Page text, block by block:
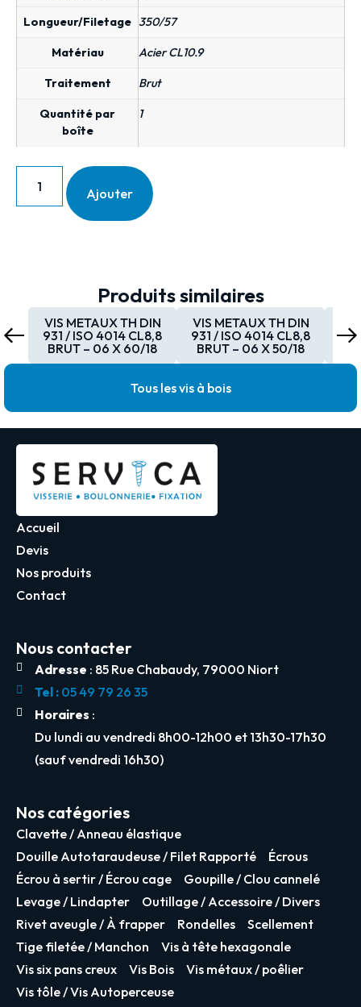
Longueur/Filetage 350/57
Matériau Acier CL10.9
Traitement Brut
Quantité par
boîte
1
Ajouter
Produits similaires
VIS METAUX TH DIN
931 / ISO 4014 CL8,8
BRUT – 06 X 60/18
VIS METAUX TH DIN
931 / ISO 4014 CL8,8
BRUT – 06 X 50/18
Tous les vis à bois
Accueil
Devis
Nos produits
Contact
Nous contacter
Adresse : 85 Rue Chabaudy, 79000 Niort
Tel :05 49 79 26 35
Horaires :
Du lundi au vendredi 8h00-12h00 et 13h30-17h30
(sauf vendredi 16h30)
Nos catégories
Clavette / Anneau élastique
Douille Autotaraudeuse / Filet Rapporté
Écrous
Écrou à sertir / Écrou cage
Goupille / Clou cannelé
Levage / Lindapter
Outillage / Accessoire / Divers
Rivet aveugle / À frapper
Rondelles
Scellement
Tige filetée / Manchon
Vis à tête hexagonale
Vis six pans creux
Vis Bois
Vis métaux / poêlier
Vis tôle / Vis Autoperceuse